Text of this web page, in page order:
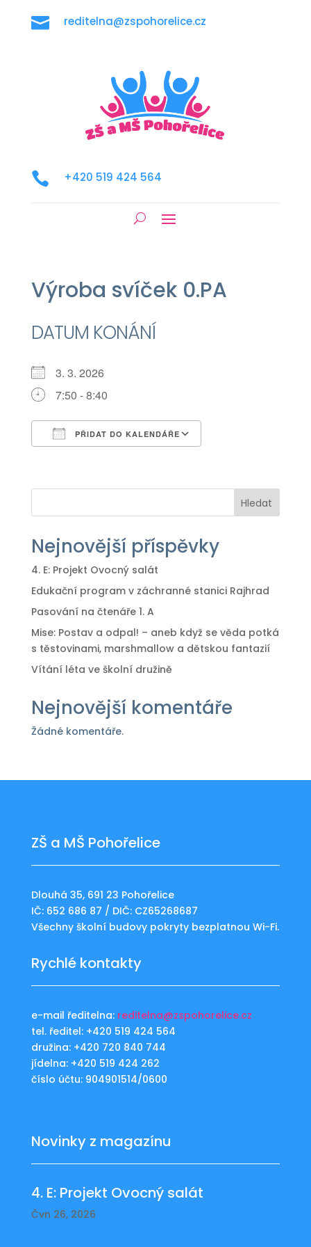
 reditelna@zspohorelice.cz
 +420 519 424 564
Výroba svíček 0.PA
DATUM KONÁNÍ
3. 3. 2026
7:50 - 8:40
PŘIDAT DO KALENDÁŘE
Hledat
Nejnovější příspěvky
4. E: Projekt Ovocný salát
Edukační program v záchranné stanici Rajhrad
Pasování na čtenáře 1. A
Mise: Postav a odpal! – aneb když se věda potká
s těstovinami, marshmallow a dětskou fantazií
Vítání léta ve školní družině
Nejnovější komentáře
Žádné komentáře.
ZŠ a MŠ Pohořelice
Dlouhá 35, 691 23 Pohořelice
IČ: 652 686 87 / DIČ: CZ65268687
Všechny školní budovy pokryty bezplatnou Wi-Fi.
Rychlé kontakty
e-mail ředitelna: reditelna@zspohorelice.cz
tel. ředitel: +420 519 424 564
družina: +420 720 840 744
jídelna: +420 519 424 262
číslo účtu: 904901514/0600
Novinky z magazínu
4. E: Projekt Ovocný salát
Čvn 26, 2026